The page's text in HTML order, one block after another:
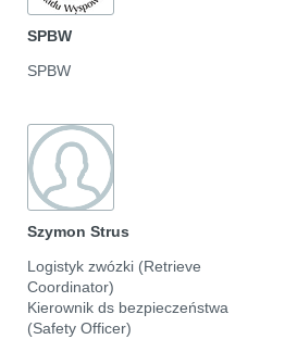
SPBW
SPBW
Szymon Strus
Logistyk zwózki (Retrieve
Coordinator)
Kierownik ds bezpieczeństwa
(Safety Officer)